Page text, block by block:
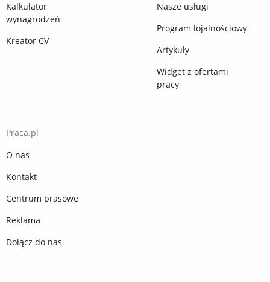
Kalkulator
wynagrodzeń
Kreator CV
Nasze usługi
Program lojalnościowy
Artykuły
Widget z ofertami
pracy
Praca.pl
O nas
Kontakt
Centrum prasowe
Reklama
Dołącz do nas